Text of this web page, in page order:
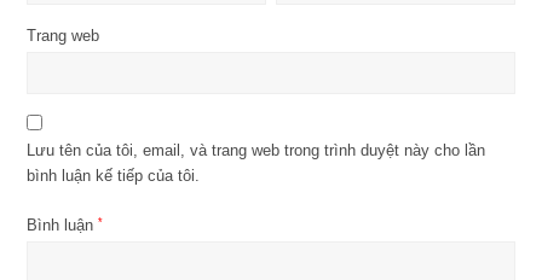
Trang web
Lưu tên của tôi, email, và trang web trong trình duyệt này cho lần
bình luận kế tiếp của tôi.
Bình luận*